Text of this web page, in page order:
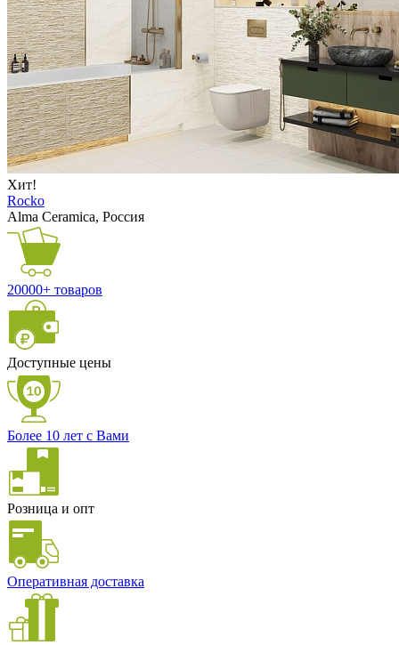
Хит!
Rocko
Alma Ceramica, Россия
20000+ товаров
Доступные цены
Более 10 лет с Вами
Розница и опт
Оперативная доставка